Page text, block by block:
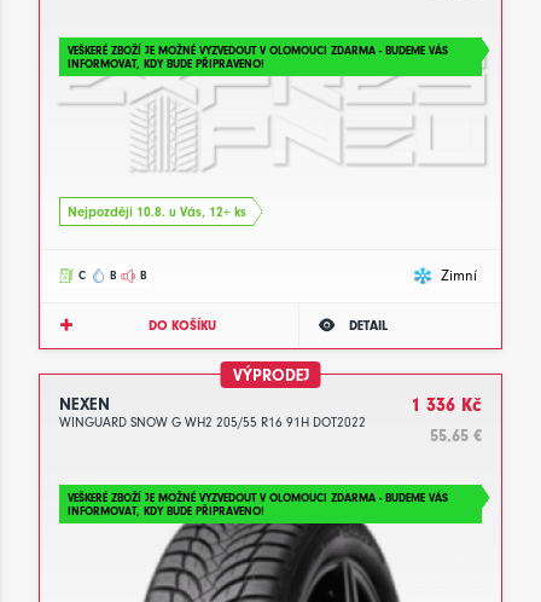
VEŠKERÉ ZBOŽÍ JE MOŽNÉ VYZVEDOUT V OLOMOUCI ZDARMA - BUDEME VÁS
INFORMOVAT, KDY BUDE PŘIPRAVENO!
Nejpozději 10.8. u Vás, 12+ ks
C B B Zimní
DO KOŠÍKU DETAIL
VÝPRODEJ
NEXEN
WINGUARD SNOW G WH2 205/55 R16 91H DOT2022
1 336 Kč
55.65 €
VEŠKERÉ ZBOŽÍ JE MOŽNÉ VYZVEDOUT V OLOMOUCI ZDARMA - BUDEME VÁS
INFORMOVAT, KDY BUDE PŘIPRAVENO!